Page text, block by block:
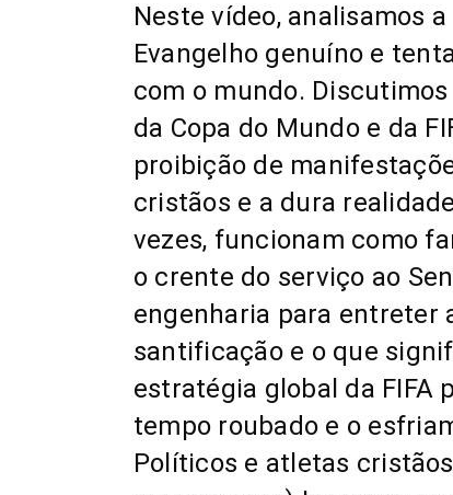
Neste vídeo, analisamos
Evangelho genuíno e
com o mundo.
da Copa do Mundo e da
proibição de
cristãos e a dura
vezes, funcionam como
o crente do serviço ao
engenharia para entreter
santificação e o que
estratégia global da FIFA
tempo roubado e o
Políticos e atletas